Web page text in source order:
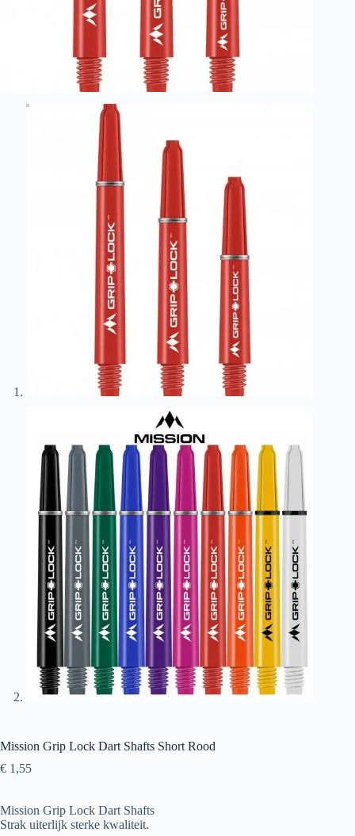
Mission Grip Lock Dart Shafts Short Rood
€ 1,55
Mission Grip Lock Dart Shafts
Strak uiterlijk sterke kwaliteit.